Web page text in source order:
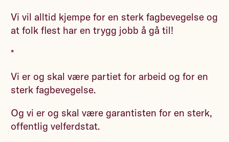
Vi vil alltid kjempe for en sterk fagbevegelse og
at folk flest har en trygg jobb å gå til!
*
Vi er og skal være partiet for arbeid og for en
sterk fagbevegelse.
Og vi er og skal være garantisten for en sterk,
offentlig velferdstat.